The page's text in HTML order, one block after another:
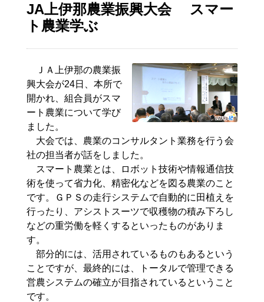
JA上伊那農業振興大会 スマー
ト農業学ぶ
ＪＡ上伊那の農業振
興大会が24日、本所で
開かれ、組合員がスマ
ート農業について学び
ました。
大会では、農業のコンサルタント業務を行う会
社の担当者が話をしました。
スマート農業とは、ロボット技術や情報通信技
術を使って省力化、精密化などを図る農業のこと
です。ＧＰＳの走行システムで自動的に田植えを
行ったり、アシストスーツで収穫物の積み下ろし
などの重労働を軽くするといったものがありま
す。
部分的には、活用されているものもあるという
ことですが、最終的には、トータルで管理できる
営農システムの確立が目指されているということ
です。